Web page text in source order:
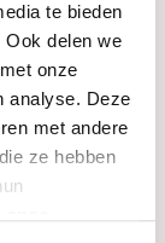
te bieden
delen we
onze
analyse. Deze
met andere
ze hebben